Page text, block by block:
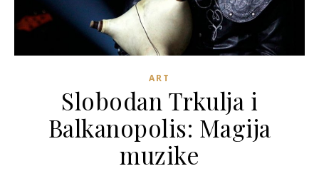
ART
Slobodan Trkulja i
Balkanopolis: Magija
muzike